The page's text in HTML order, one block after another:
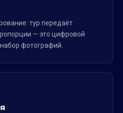
тур передаёт
— это цифровой
фотографий.